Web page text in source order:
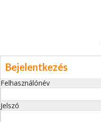
Bejelentkezés
Felhasználónév
Jelszó